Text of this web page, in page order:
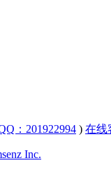
：201922994 ) 在线
Inc.